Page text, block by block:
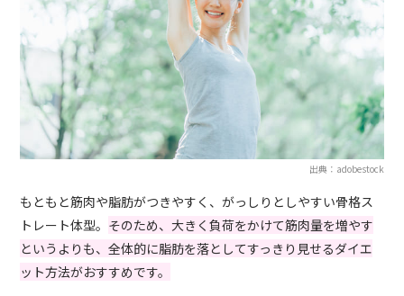
出典：adobestock
もともと筋肉や脂肪がつきやすく、がっしりとしやすい骨格ス
トレート体型。 そのため、大きく負荷をかけて筋肉量を増やす
というよりも、全体的に脂肪を落としてすっきり見せるダイエ
ット方法がおすすめです。